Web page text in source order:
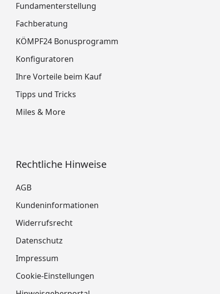
Fundamenterstellung
Fachberatung
KÖMPF24 Bonusprogramm
Konfiguratoren
Ihre Vorteile beim Kauf
Tipps und Tricks
Miles & More
Rechtliche Hinweise
AGB
Kundeninformationen
Widerrufsrecht
Datenschutz
Impressum
Cookie-Einstellungen